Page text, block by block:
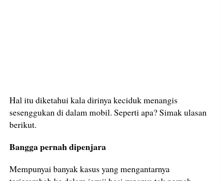
Hal itu diketahui kala dirinya keciduk menangis
sesenggukan di dalam mobil. Seperti apa? Simak ulasan
berikut.
Bangga pernah dipenjara
Mempunyai banyak kasus yang mengantarnya